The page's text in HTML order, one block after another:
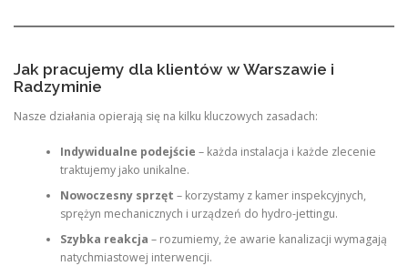
Jak pracujemy dla klientów w Warszawie i
Radzyminie
Nasze działania opierają się na kilku kluczowych zasadach:
Indywidualne podejście – każda instalacja i każde zlecenie
traktujemy jako unikalne.
Nowoczesny sprzęt – korzystamy z kamer inspekcyjnych,
sprężyn mechanicznych i urządzeń do hydro-jettingu.
Szybka reakcja – rozumiemy, że awarie kanalizacji wymagają
natychmiastowej interwencji.